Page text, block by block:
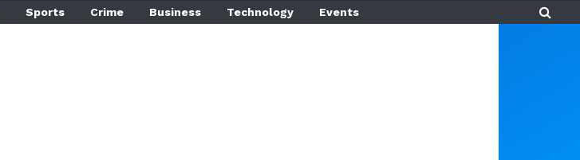
Sports Crime Business Technology Events